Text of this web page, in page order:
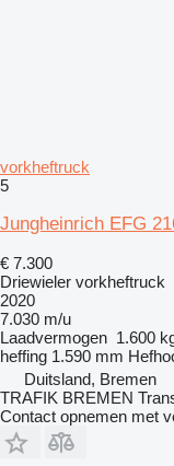
vorkheftruck
5
Jungheinrich EFG
€ 7.300
Driewieler vorkheftruck
2020
7.030 m/u
Laadvermogen 1.600
heffing 1.590 mm
Duitsland, Bremen
TRAFIK BREMEN
Contact opnemen met